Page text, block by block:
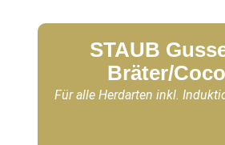
STAUB
Bräter/
Für alle Herdarten inkl.